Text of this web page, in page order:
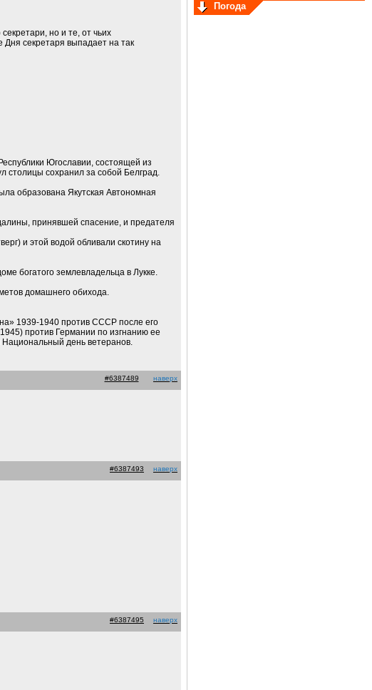
но и те, от чьих
секретаря выпадает на так
Югославии, состоящей из
сохранил за собой Белград.
образована Якутская Автономная
принявшей спасение, и предателя
и этой водой обливали скотину на
богатого землевладельца в Лукке.
домашнего обихода.
1939-1940 против СССР после его
против Германии по изгнанию ее
Национальный день ветеранов.
#6387489 наверх
#6387493 наверх
#6387495 наверх
Погода